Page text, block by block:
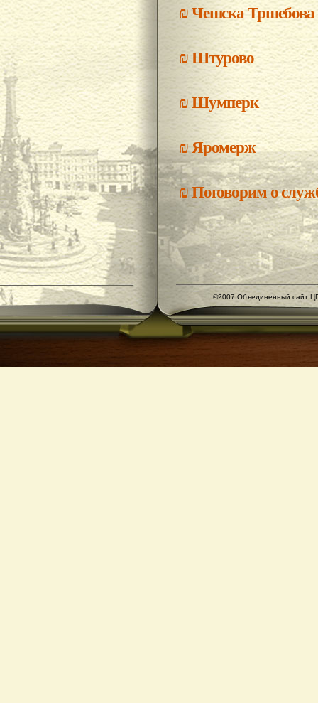
₪Чешска Тршебова
₪Штурово
₪Шумперк
₪Яромерж
₪Поговорим о
©2007 Объединенный сайт